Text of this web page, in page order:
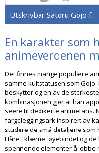
Utskrivbar Satoru Gojo for barn
En karakter som
animeverdenen
Det finnes mange populære
samme kultstatusen som
beskytter og en av de
kombinasjonen gjør at han
seere til dedikerte animefans.
fargeleggingsark inspirert av
studere de små detaljene som
Håret, klærne, øyebindet og
spennende elementer å jobbe